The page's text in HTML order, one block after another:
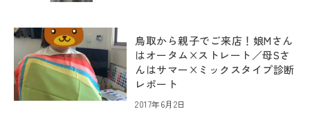
鳥取から親子でご来店！娘Mさん
はオータム×ストレート／母Sさ
んはサマー×ミックスタイプ診断
レポート
2017年6月2日